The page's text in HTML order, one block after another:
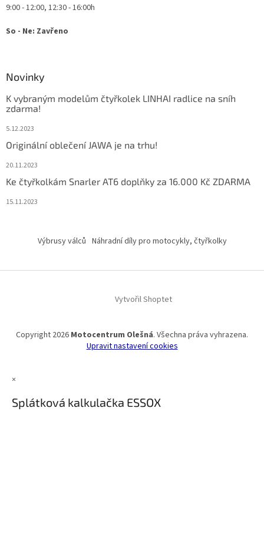
9:00 - 12:00, 12:30 - 16:00h
So - Ne: Zavřeno
Novinky
K vybraným modelům čtyřkolek LINHAI radlice na sníh
zdarma!
5.12.2023
Originální oblečení JAWA je na trhu!
20.11.2023
Ke čtyřkolkám Snarler AT6 doplňky za 16.000 Kč ZDARMA
15.11.2023
Výbrusy válců Náhradní díly pro motocykly, čtyřkolky
Vytvořil Shoptet
Copyright 2026 Motocentrum Olešná. Všechna práva vyhrazena.
Upravit nastavení cookies
×
Splátková kalkulačka ESSOX